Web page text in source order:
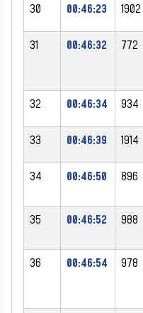
30 00:46:23 1902
31 00:46:32 772
32 00:46:34 934
33 00:46:39 1914
34 00:46:50 896
35 00:46:52 988
36 00:46:54 978